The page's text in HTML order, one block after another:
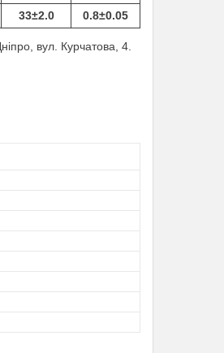
33±2.0 0.8±0.05
вул. Курчатова, 4.